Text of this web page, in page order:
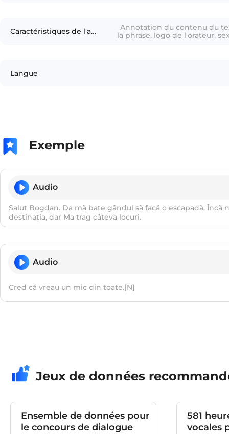
Caractéristiques de l'annotation
Annotation du contenu du
la phrase, logo de l'orateur,
Langue
Exemple
Audio
Salut Bogdan. Da mă bate gândul să facă o escapadă. Încă
destinația, dar Ma trag câteva locuri.
Audio
Cred că vreau un mic din toate.[N]
Jeux de données
Ensemble de données pour
le concours de dialogue
581
vocales